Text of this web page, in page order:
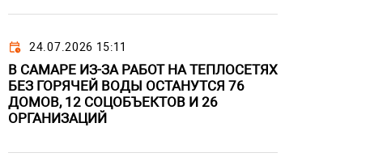
24.07.2026 15:11
В САМАРЕ ИЗ-ЗА РАБОТ НА ТЕПЛОСЕТЯХ
БЕЗ ГОРЯЧЕЙ ВОДЫ ОСТАНУТСЯ 76
ДОМОВ, 12 СОЦОБЪЕКТОВ И 26
ОРГАНИЗАЦИЙ